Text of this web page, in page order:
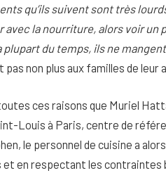
qu’ils suivent sont très
la nourriture, alors voir un
plupart du temps, ils ne
non plus aux familles de leur
ces raisons que Muriel
Louis à Paris, centre de
le personnel de cuisine a
et en respectant les contraintes